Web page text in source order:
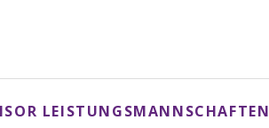
LEISTUNGSMANNSCHAFTEN